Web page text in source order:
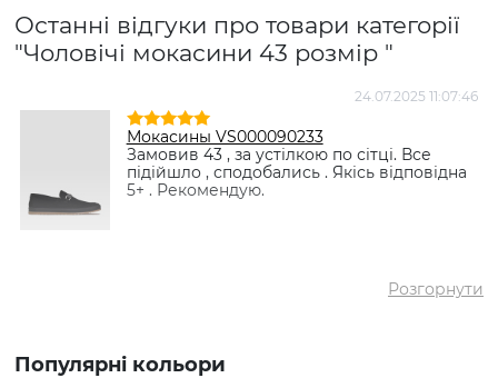
Популярні кольори
✅ Найдешевший
товар
1460 грн
✅ Найдорожчий
4038 грн
✅
Найпопулярніший
Мокасини VS000082052 Бежевий
- 2584 грн
Останні відгуки про товари категорії
"Чоловічі мокасини 43 розмір "
24.07.2025 11:07:46
Мокасины VS000090233
Замовив 43 , за устілкою по сітці. Все
підійшло , сподобались . Якісь відповідна
5+ . Рекомендую.
Розгорнути